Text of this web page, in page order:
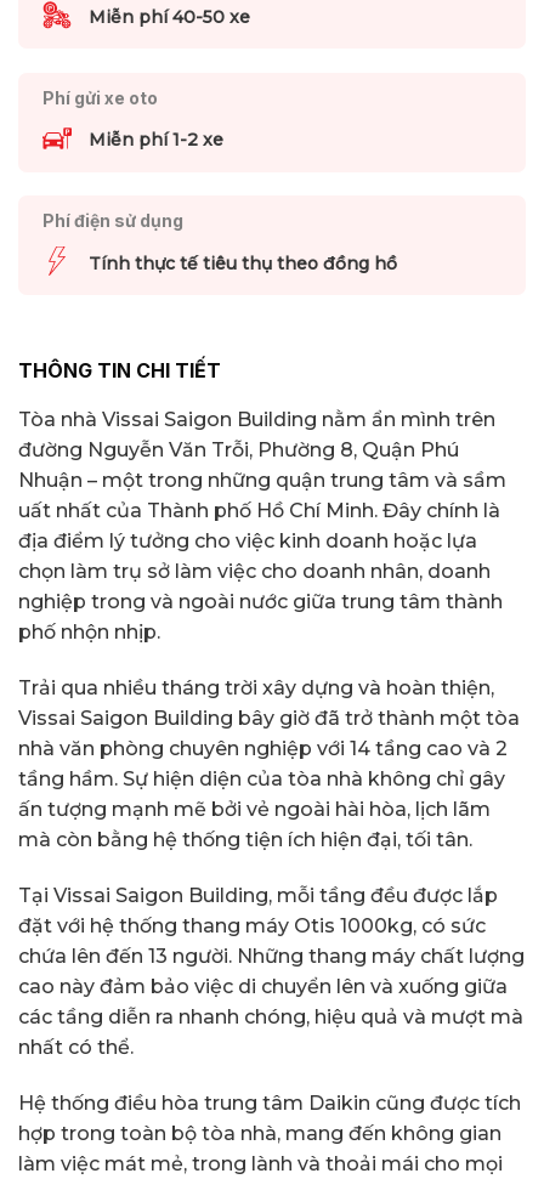
Miễn phí 40-50 xe
Phí gửi xe oto
Miễn phí 1-2 xe
Phí điện sử dụng
Tính thực tế tiêu thụ theo đồng hồ
THÔNG TIN CHI TIẾT
Tòa nhà Vissai Saigon Building nằm ẩn mình trên
đường Nguyễn Văn Trỗi, Phường 8, Quận Phú
Nhuận – một trong những quận trung tâm và sầm
uất nhất của Thành phố Hồ Chí Minh. Đây chính là
địa điểm lý tưởng cho việc kinh doanh hoặc lựa
chọn làm trụ sở làm việc cho doanh nhân, doanh
nghiệp trong và ngoài nước giữa trung tâm thành
phố nhộn nhịp.
Trải qua nhiều tháng trời xây dựng và hoàn thiện,
Vissai Saigon Building bây giờ đã trở thành một tòa
nhà văn phòng chuyên nghiệp với 14 tầng cao và 2
tầng hầm. Sự hiện diện của tòa nhà không chỉ gây
ấn tượng mạnh mẽ bởi vẻ ngoài hài hòa, lịch lãm
mà còn bằng hệ thống tiện ích hiện đại, tối tân.
Tại Vissai Saigon Building, mỗi tầng đều được lắp
đặt với hệ thống thang máy Otis 1000kg, có sức
chứa lên đến 13 người. Những thang máy chất lượng
cao này đảm bảo việc di chuyển lên và xuống giữa
các tầng diễn ra nhanh chóng, hiệu quả và mượt mà
nhất có thể.
Hệ thống điều hòa trung tâm Daikin cũng được tích
hợp trong toàn bộ tòa nhà, mang đến không gian
làm việc mát mẻ, trong lành và thoải mái cho mọi